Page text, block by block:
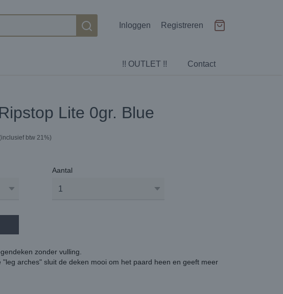
Inloggen Registreren
Contact
!! OUTLET !!
Lite 0gr. Blue
(inclusief btw 21%)
Aantal
zonder vulling.
"leg arches" sluit de deken mooi om het paard heen en geeft meer